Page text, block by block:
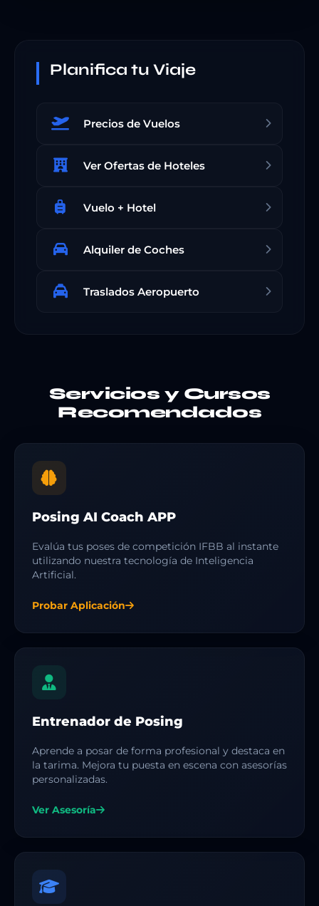
Planifica tu Viaje
Precios de Vuelos
Ver Ofertas de Hoteles
Vuelo + Hotel
Alquiler de Coches
Traslados Aeropuerto
Servicios y Cursos
Recomendados
Posing AI Coach APP
Evalúa tus poses de competición IFBB al instante
utilizando nuestra tecnología de Inteligencia
Artificial.
Probar Aplicación
Entrenador de Posing
Aprende a posar de forma profesional y destaca en
la tarima. Mejora tu puesta en escena con asesorías
personalizadas.
Ver Asesoría